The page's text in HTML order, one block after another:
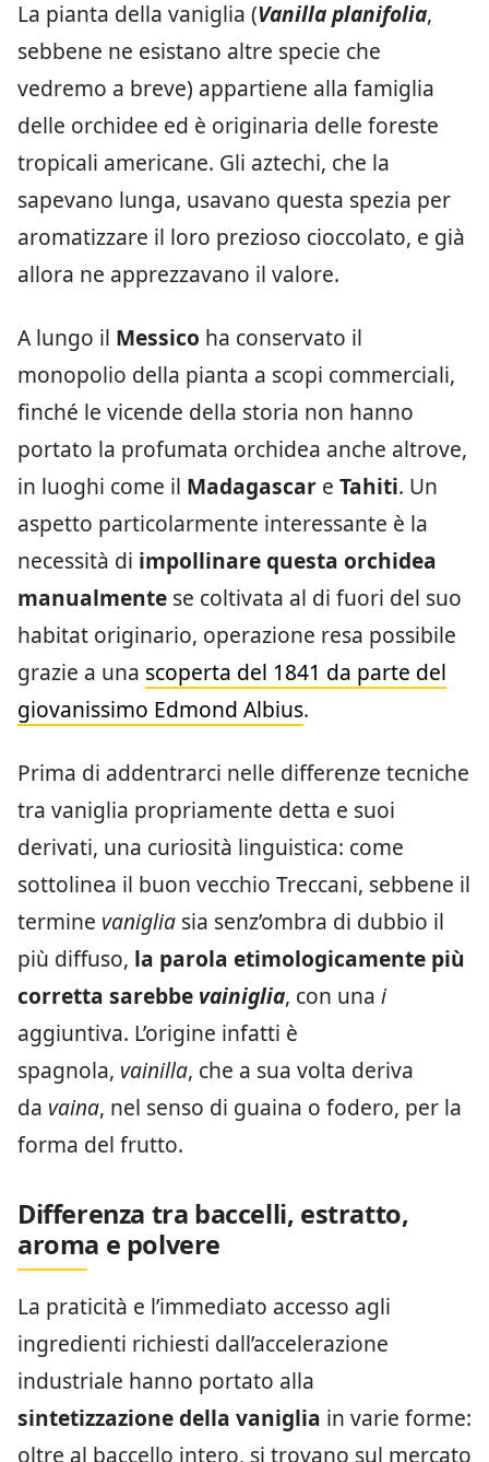
La pianta della vaniglia (Vanilla planifolia,
sebbene ne esistano altre specie che
vedremo a breve) appartiene alla famiglia
delle orchidee ed è originaria delle foreste
tropicali americane. Gli aztechi, che la
sapevano lunga, usavano questa spezia per
aromatizzare il loro prezioso cioccolato, e già
allora ne apprezzavano il valore.
A lungo il Messico ha conservato il
monopolio della pianta a scopi commerciali,
finché le vicende della storia non hanno
portato la profumata orchidea anche altrove,
in luoghi come il Madagascar e Tahiti. Un
aspetto particolarmente interessante è la
necessità di impollinare questa orchidea
manualmente se coltivata al di fuori del suo
habitat originario, operazione resa possibile
grazie a una scoperta del 1841 da parte del
giovanissimo Edmond Albius.
Prima di addentrarci nelle differenze tecniche
tra vaniglia propriamente detta e suoi
derivati, una curiosità linguistica: come
sottolinea il buon vecchio Treccani, sebbene il
termine vaniglia sia senz’ombra di dubbio il
più diffuso, la parola etimologicamente più
corretta sarebbe vainiglia, con una i
aggiuntiva. L’origine infatti è
spagnola, vainilla, che a sua volta deriva
da vaina, nel senso di guaina o fodero, per la
forma del frutto.
Differenza tra baccelli, estratto,
aroma e polvere
La praticità e l’immediato accesso agli
ingredienti richiesti dall’accelerazione
industriale hanno portato alla
sintetizzazione della vaniglia in varie forme:
oltre al baccello intero, si trovano sul mercato